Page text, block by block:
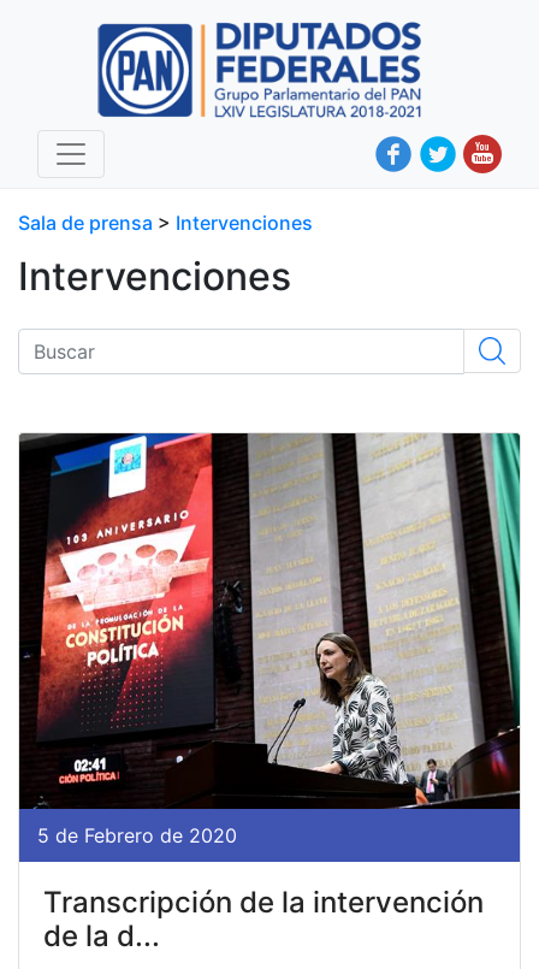
Sala de prensa > Intervenciones
Intervenciones
5 de Febrero de 2020
Transcripción de la intervención
de la d...